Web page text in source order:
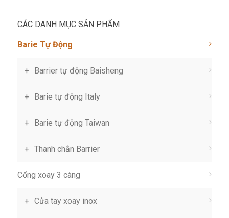
CÁC DANH MỤC SẢN PHẨM
Barie Tự Động
Barrier tự động Baisheng
Barie tự động Italy
Barie tự động Taiwan
Thanh chắn Barrier
Cổng xoay 3 càng
Cửa tay xoay inox